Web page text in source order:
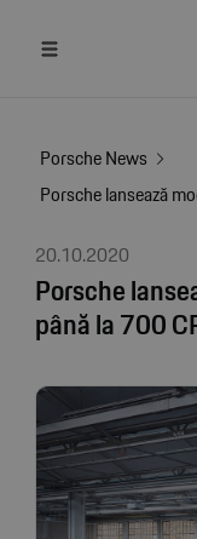
Porsche News
Porsche lansează
20.10.2020
Porsche
până la 700